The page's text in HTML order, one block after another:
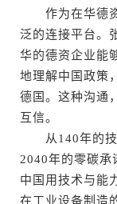
作为在华德资
泛的连接平台。
华的德资企业能
地理解中国政策
德国。这种沟通
互信。
从140年的技
2040年的零碳
中国用技术与能
在工业设备制造